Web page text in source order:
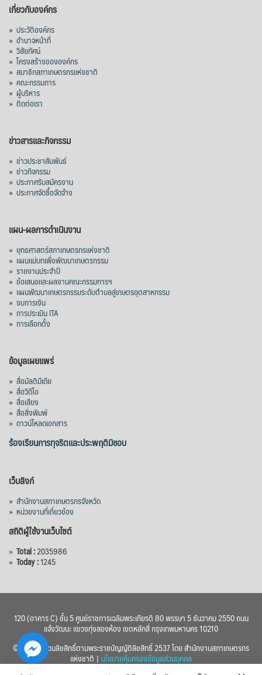
เกี่ยวกับองค์กร
» ประวัติองค์กร
» อำนาจหน้าที่
» วิสัยทัศน์
» โครงสร้างขององค์กร
» สมาชิกสภาเกษตรกรแห่งชาติ
» คณะกรรมการ
» ผู้บริหาร
» ติดต่อเรา
ข่าวสารและกิจกรรม
» ข่าวประชาสัมพันธ์
» ข่าวกิจกรรม
» ประกาศรับสมัครงาน
» ประกาศจัดซื้อจัดจ้าง
แผน-ผลการดำเนินงาน
» ยุทธศาสตร์สภาเกษตรกรแห่งชาติ
» แผนแม่บทเพื่อพัฒนาเกษตรกรรม
» รายงานประจำปี
» ข้อเสนอและผลงานคณะกรรมการฯ
» แผนพัฒนาเกษตรกรรมระดับตำบลสู่เกษตรอุตสาหกรรม
» งบการเงิน
» การประเมิน ITA
» การเลือกตั้ง
ข้อมูลเผยแพร่
» สื่อมัลติมีเดีย
» สื่อวิดีโอ
» สื่อเสียง
» สื่อสิ่งพิมพ์
» ดาวน์โหลดเอกสาร
ร้องเรียนการทุจริตและประพฤติมิชอบ
เว็บลิงก์
» สำนักงานสภาเกษตรกรจังหวัด
» หน่วยงานที่เกี่ยวข้อง
สถิติผู้ใช้งานเว็บไซต์
» Total :2035986
» Today :1245
120 (อาคาร C) ชั้น 5 ศูนย์ราชการเฉลิมพระเกียรติ 80 พรรษา 5 ธันวาคม 2550 ถนน
แจ้งวัฒนะ แขวงทุ่งสองห้อง เขตหลักสี่ กรุงเทพมหานคร 10210
© 2560 สงวนลิขสิทธิ์ตามพระราชบัญญัติลิขสิทธิ์ 2537 โดย สำนักงานสภาเกษตรกร
แห่งชาติ | นโยบายคุ้มครองข้อมูลส่วนบุคคล